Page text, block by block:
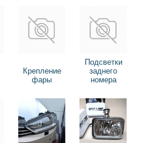
Крепление
фары
Подсветки
заднего
номера